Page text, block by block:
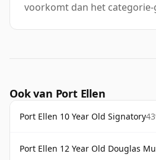
voorkomt dan het
Ook van Port Ellen
Port Ellen 10 Year Old Signatory
Port Ellen 12 Year Old Douglas Murdoch